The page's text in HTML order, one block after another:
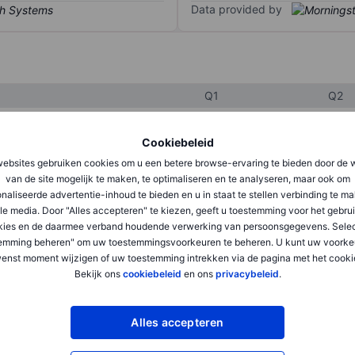
Cookiebeleid
gebruiken cookies om u een betere browse-ervaring te bieden door de
van de site mogelijk te maken, te optimaliseren en te analyseren, maar ook om
advertentie-inhoud te bieden en u in staat te stellen verbinding te
media. Door "Alles accepteren" te kiezen, geeft u toestemming voor het
en de daarmee verband houdende verwerking van persoonsgegevens.
beheren" om uw toestemmingsvoorkeuren te beheren. U kunt uw
moment wijzigen of uw toestemming intrekken via de pagina met het
Bekijk ons cookiebeleid en ons privacybeleid.
Alles accepteren
Data provided by
Q1 Q2
XXXXXXX
XXXXXXX XXXXXXX
XXXXXXX XXXXXXX
XXXXXXX XXXXXXX
XXXXXXX